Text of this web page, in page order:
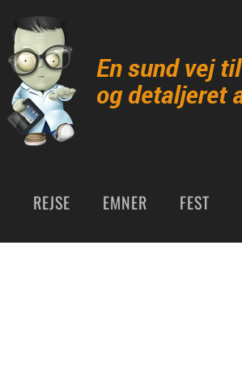
REJSE EMNER FEST